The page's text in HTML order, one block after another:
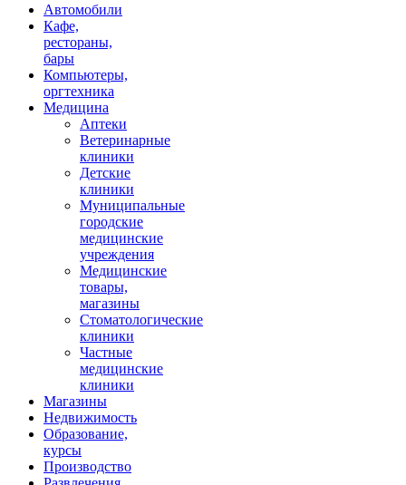
Автомобили
Кафе,
рестораны,
бары
Компьютеры,
оргтехника
Медицина
Аптеки
Ветеринарные
клиники
Детские
клиники
Муниципальные
городские
медицинские
учреждения
Медицинские
товары,
магазины
Стоматологические
клиники
Частные
медицинские
клиники
Магазины
Недвижимость
Образование,
курсы
Производство